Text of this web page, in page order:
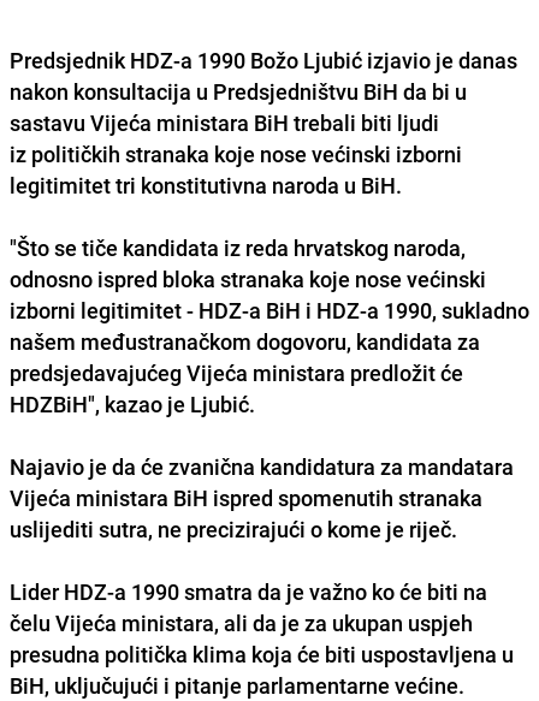
Predsjednik HDZ-a 1990 Božo Ljubić izjavio je danas
nakon konsultacija u Predsjedništvu BiH da bi u
sastavu Vijeća ministara BiH trebali biti ljudi
iz političkih stranaka koje nose većinski izborni
legitimitet tri konstitutivna naroda u BiH.
"Što se tiče kandidata iz reda hrvatskog naroda,
odnosno ispred bloka stranaka koje nose većinski
izborni legitimitet - HDZ-a BiH i HDZ-a 1990, sukladno
našem međustranačkom dogovoru, kandidata za
predsjedavajućeg Vijeća ministara predložit će
HDZBiH", kazao je Ljubić.
Najavio je da će zvanična kandidatura za mandatara
Vijeća ministara BiH ispred spomenutih stranaka
uslijediti sutra, ne precizirajući o kome je riječ.
Lider HDZ-a 1990 smatra da je važno ko će biti na
čelu Vijeća ministara, ali da je za ukupan uspjeh
presudna politička klima koja će biti uspostavljena u
BiH, uključujući i pitanje parlamentarne većine.